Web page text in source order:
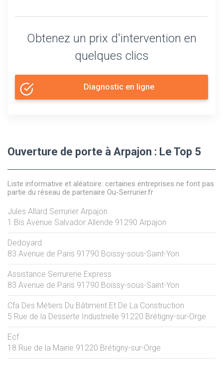
Obtenez un prix d'intervention en
quelques clics
Diagnostic en ligne
Ouverture de porte à Arpajon : Le Top 5
Liste informative et aléatoire: certaines entreprises ne font pas
partie du réseau de partenaire Ou-Serrurier.fr
Jules Allard Serrurier Arpajon
1 Bis Avenue Salvador Allende 91290 Arpajon
Dedoyard
83 Avenue de Paris 91790 Boissy-sous-Saint-Yon
Assistance Serrurerie Express
83 Avenue de Paris 91790 Boissy-sous-Saint-Yon
Cfa Des Métiers Du Bâtiment Et De La Construction
5 Rue de la Desserte Industrielle 91220 Brétigny-sur-Orge
Ecf
18 Rue de la Mairie 91220 Brétigny-sur-Orge